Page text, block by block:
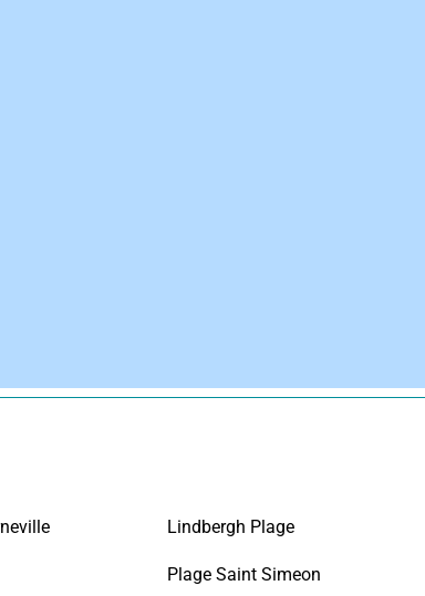
Lindbergh Plage
Plage Saint Simeon